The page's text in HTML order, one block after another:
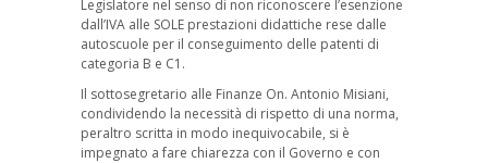
Legislatore nel senso di non riconoscere l’esenzione
dall’IVA alle SOLE prestazioni didattiche rese dalle
autoscuole per il conseguimento delle patenti di
categoria B e C1.
Il sottosegretario alle Finanze On. Antonio Misiani,
condividendo la necessità di rispetto di una norma,
peraltro scritta in modo inequivocabile, si è
impegnato a fare chiarezza con il Governo e con